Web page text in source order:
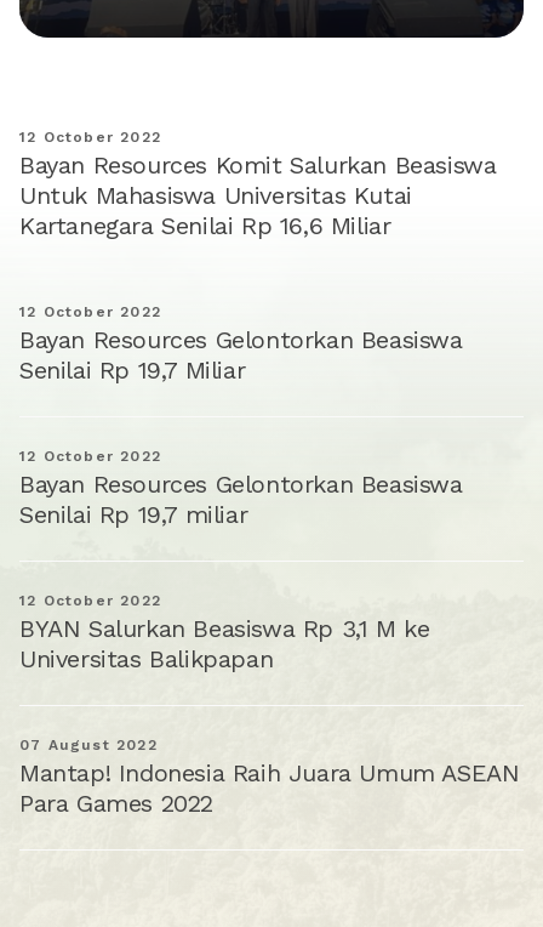
12 October 2022
Bayan Resources Komit Salurkan Beasiswa
Untuk Mahasiswa Universitas Kutai
Kartanegara Senilai Rp 16,6 Miliar
12 October 2022
Bayan Resources Gelontorkan Beasiswa
Senilai Rp 19,7 Miliar
12 October 2022
Bayan Resources Gelontorkan Beasiswa
Senilai Rp 19,7 miliar
12 October 2022
BYAN Salurkan Beasiswa Rp 3,1 M ke
Universitas Balikpapan
07 August 2022
Mantap! Indonesia Raih Juara Umum ASEAN
Para Games 2022